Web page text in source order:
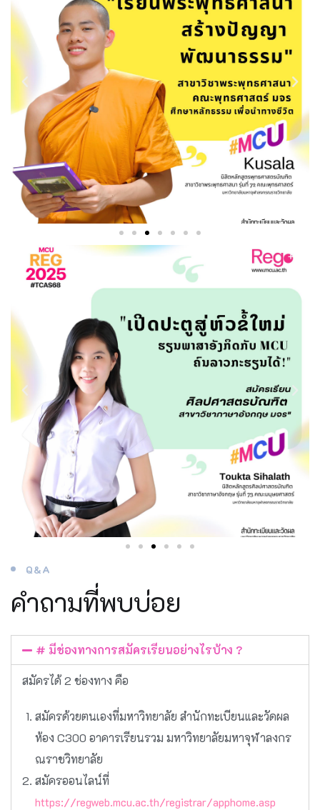
Q&A
คำถามที่พบบ่อย
# มีช่องทางการสมัครเรียนอย่างไรบ้าง ?
สมัครได้ 2 ช่องทาง คือ
สมัครด้วยตนเองที่มหาวิทยาลัย สำนักทะเบียนและวัดผล
ห้อง C300 อาคารเรียนรวม มหาวิทยาลัยมหาจุฬาลงกร
ณราชวิทยาลัย
สมัครออนไลน์ที่
https://regweb.mcu.ac.th/registrar/apphome.asp